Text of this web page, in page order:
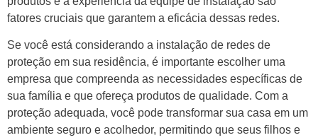
fatores cruciais que garantem a eficácia dessas redes.
Se você está considerando a instalação de redes de
proteção em sua residência, é importante escolher uma
empresa que compreenda as necessidades específicas de
sua família e que ofereça produtos de qualidade. Com a
proteção adequada, você pode transformar sua casa em um
ambiente seguro e acolhedor, permitindo que seus filhos e